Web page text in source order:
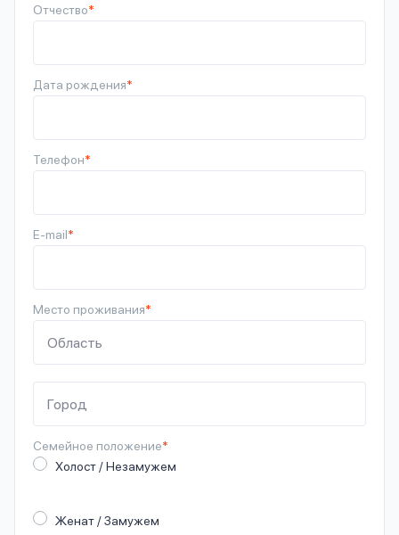
Отчество*
Дата рождения*
Телефон*
E-mail*
Место проживания*
Семейное положение*
Холост / Незамужем
Женат / Замужем